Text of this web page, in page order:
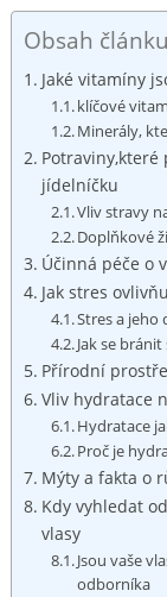
Obsah článku
Jaké vitamíny
klíčové
Minerály,
jídelníčku
Vliv stravy
Doplňkové
Účinná péče o
Jak stres
Stres a jeho
Jak se
Přírodní
Vliv hydratace
Hydratace
Proč je
Mýty a fakta o
Kdy vyhledat
vlasy
Jsou vaše
odborníka